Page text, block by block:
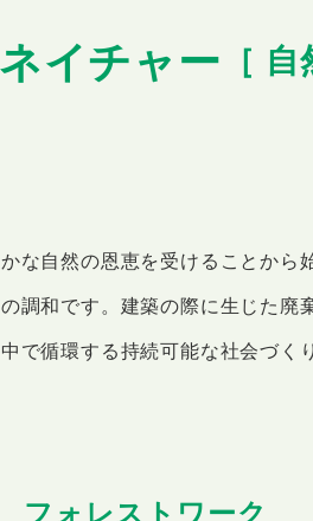
ネイチャー ［
な自然の恩恵を受けることか
調和です。建築の際に生じた
循環する持続可能な社会づく
フォレストワーク